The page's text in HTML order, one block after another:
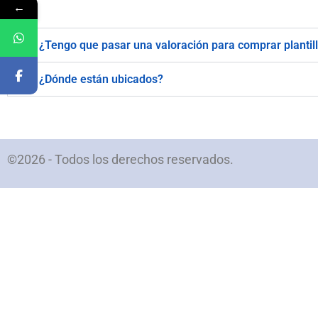
¿Tengo que pasar una valoración para comprar
¿Dónde están ubicados?
©2026 - Todos los derechos reservados.
←